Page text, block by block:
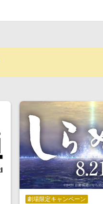
劇場限定キャンペーン